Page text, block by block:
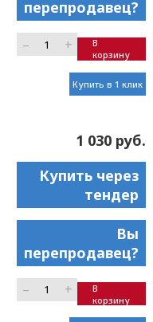
перепродавец?
– +
В
корзину
Купить в 1 клик
1 030 руб.
Купить через
тендер
Вы
перепродавец?
– +
В
корзину